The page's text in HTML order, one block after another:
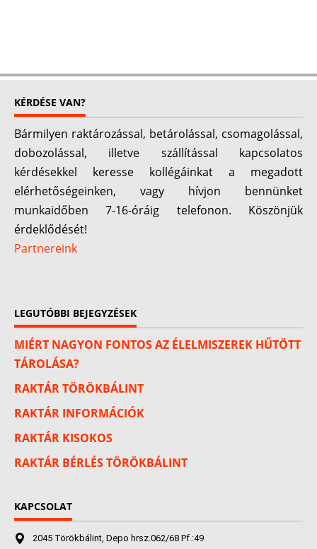
KÉRDÉSE VAN?
Bármilyen raktározással, betárolással, csomagolással,
dobozolással, illetve szállítással kapcsolatos
kérdésekkel keresse kollégáinkat a megadott
elérhetőségeinken, vagy hívjon bennünket
munkaidőben 7-16-óráig telefonon. Köszönjük
érdeklődését!
Partnereink
LEGUTÓBBI BEJEGYZÉSEK
MIÉRT NAGYON FONTOS AZ ÉLELMISZEREK HŰTÖTT
TÁROLÁSA?
RAKTÁR TÖRÖKBÁLINT
RAKTÁR INFORMÁCIÓK
RAKTÁR KISOKOS
RAKTÁR BÉRLÉS TÖRÖKBÁLINT
KAPCSOLAT
2045 Törökbálint, Depo hrsz.062/68 Pf.:49